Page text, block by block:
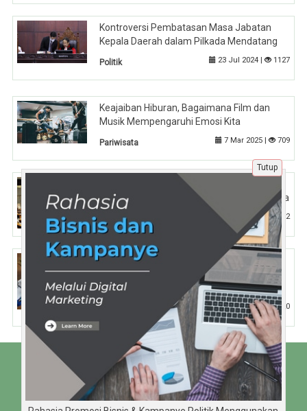
Kontroversi Pembatasan Masa Jabatan
Kepala Daerah dalam Pilkada Mendatang
Politik 23 Jul 2024 | 1127
Keajaiban Hiburan, Bagaimana Film dan
Musik Mempengaruhi Emosi Kita
Pariwisata 7 Mar 2025 | 709
Dinamika Politik dan Korupsi: Kasus
Anggota DPR yang Mengguncang Indonesia
Politik 28 Apr 2025 | 472
Backlink Berkualitas menurut Google:
Apakah Link dari Media Sosial
Berpengaruh?
Tips 23 Mar 2025 | 520
Beranda Tentang Kami
Disclaimer
Tutup